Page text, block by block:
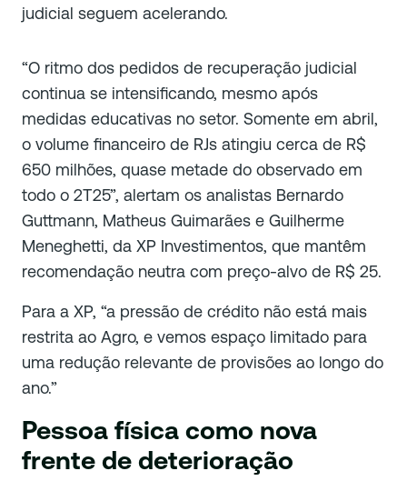
judicial seguem acelerando.
“O ritmo dos pedidos de recuperação judicial
continua se intensificando, mesmo após
medidas educativas no setor. Somente em abril,
o volume financeiro de RJs atingiu cerca de R$
650 milhões, quase metade do observado em
todo o 2T25”, alertam os analistas Bernardo
Guttmann, Matheus Guimarães e Guilherme
Meneghetti, da XP Investimentos, que mantêm
recomendação neutra com preço-alvo de R$ 25.
Para a XP, “a pressão de crédito não está mais
restrita ao Agro, e vemos espaço limitado para
uma redução relevante de provisões ao longo do
ano.”
Pessoa física como nova
frente de deterioração